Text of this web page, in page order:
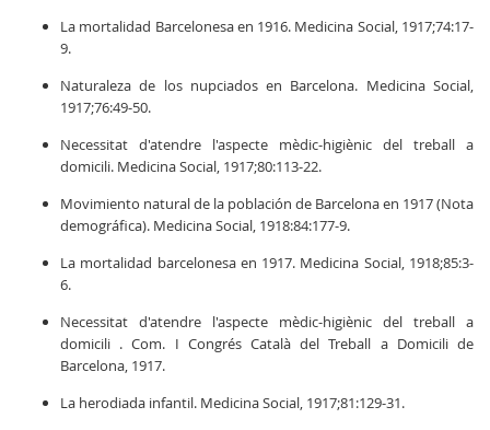
La mortalidad Barcelonesa en 1916. Medicina Social, 1917;74:17-
9.
Naturaleza de los nupciados en Barcelona. Medicina Social,
1917;76:49-50.
Necessitat d'atendre l'aspecte mèdic-higiènic del treball a
domicili. Medicina Social, 1917;80:113-22.
Movimiento natural de la población de Barcelona en 1917 (Nota
demográfica). Medicina Social, 1918:84:177-9.
La mortalidad barcelonesa en 1917. Medicina Social, 1918;85:3-
6.
Necessitat d'atendre l'aspecte mèdic-higiènic del treball a
domicili . Com. I Congrés Català del Treball a Domicili de
Barcelona, 1917.
La herodiada infantil. Medicina Social, 1917;81:129-31.